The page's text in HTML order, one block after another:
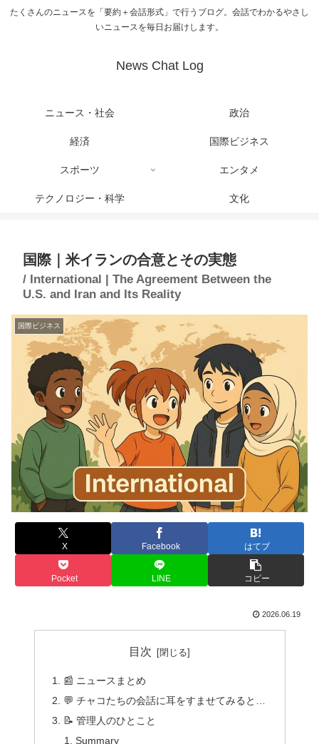
たくさんのニュースを「要約＋会話形式」で行うブログ。会話でわかるやさし
いニュースを毎日お届けします。
News Chat Log
ニュース・社会 政治
経済 国際ビジネス
スポーツ エンタメ
テクノロジー・科学 文化
国際｜米イランの合意とその実態
/ International | The Agreement Between the
U.S. and Iran and Its Reality
国際ビジネス
X Facebook はてブ
Pocket LINE コピー
2026.06.19
目次
📰 ニュースまとめ
💬 チャコたちの会話に耳をすませてみると…
📝 管理人のひとこと
Summary